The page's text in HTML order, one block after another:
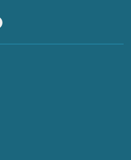
Instagram